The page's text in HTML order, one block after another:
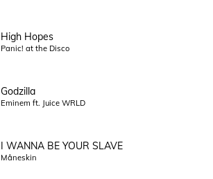
High Hopes
Panic! at the Disco
Godzilla
Eminem ft. Juice WRLD
I WANNA BE YOUR SLAVE
Måneskin